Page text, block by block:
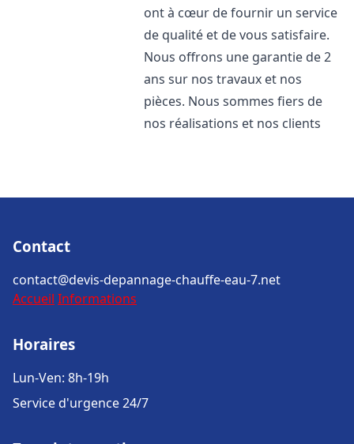
ont à cœur de fournir un service
de qualité et de vous satisfaire.
Nous offrons une garantie de 2
ans sur nos travaux et nos
pièces. Nous sommes fiers de
nos réalisations et nos clients
Contact
contact@devis-depannage-chauffe-eau-7.net
Accueil Informations
Horaires
Lun-Ven: 8h-19h
Service d'urgence 24/7